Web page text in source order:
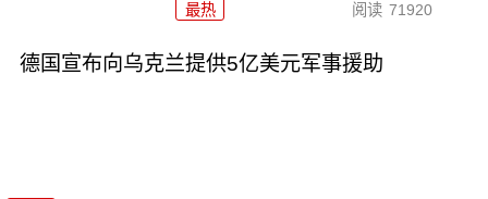
最热 阅读 71920
德国宣布向乌克兰提供5亿美元军事援助